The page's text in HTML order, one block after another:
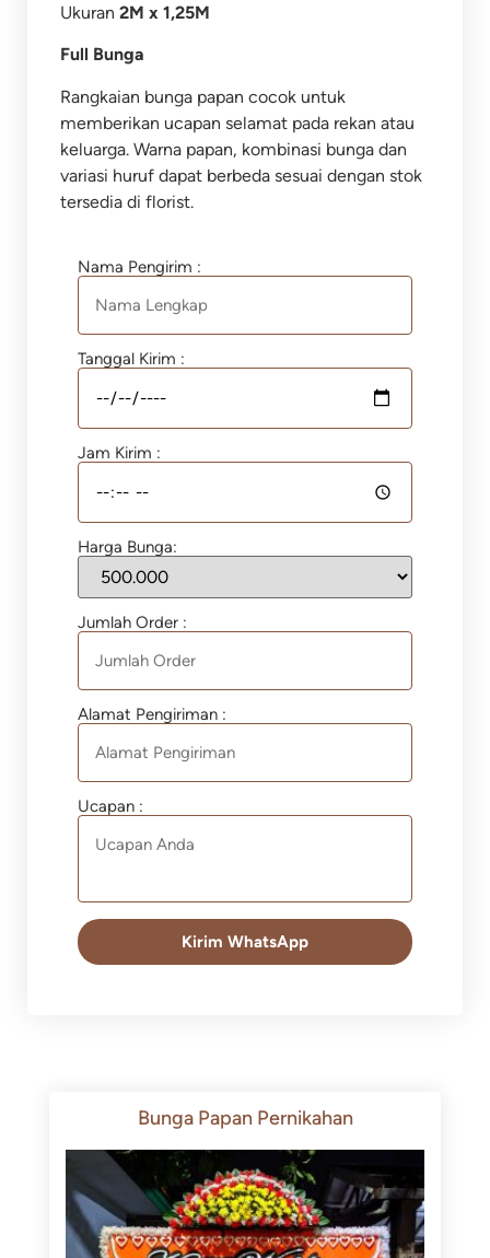
Ukuran 2M x 1,25M
Full Bunga
Rangkaian bunga papan cocok untuk
memberikan ucapan selamat pada rekan atau
keluarga. Warna papan, kombinasi bunga dan
variasi huruf dapat berbeda sesuai dengan stok
tersedia di florist.
Nama Pengirim :
Tanggal Kirim :
Jam Kirim :
Harga Bunga:
Jumlah Order :
Alamat Pengiriman :
Ucapan :
Kirim WhatsApp
Bunga Papan Pernikahan